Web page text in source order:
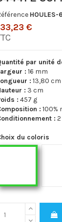
HOULES-
€
par unité
: 16 mm
: 13,80 cm
: 3 cm
: 457 g
: 100%
: 2
du coloris
64441-156